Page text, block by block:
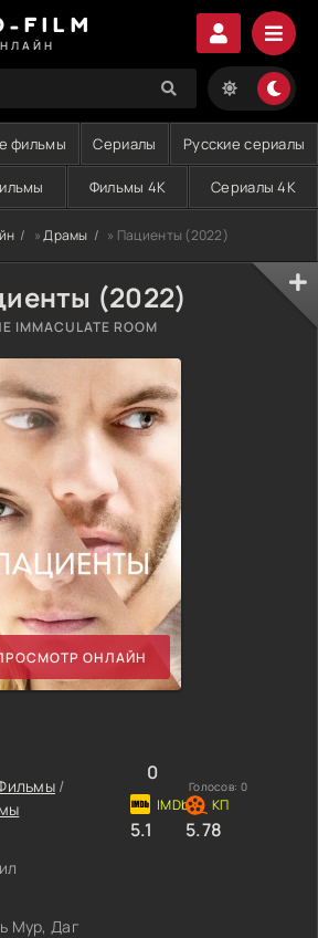
FILM
фильмы Сериалы Русские сериалы
Фильмы 4K Сериалы 4K
»Драмы » Пациенты (2022)
(2022)
IMMACULATE ROOM
ОНЛАЙН
/
Мур, Даг
0
Голосов: 0
5.1 5.78